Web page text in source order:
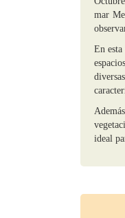
mar
En
ideal